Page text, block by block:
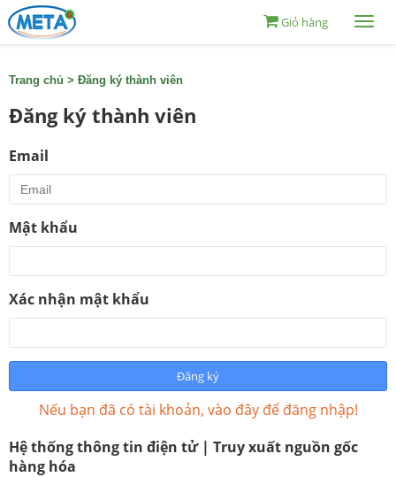
Giỏ hàng
Trang chủ > Đăng ký thành viên
Đăng ký thành viên
Email
Mật khẩu
Xác nhận mật khẩu
Nếu bạn đã có tài khoản, vào đây để đăng nhập!
Hệ thống thông tin điện tử | Truy xuất nguồn gốc
hàng hóa